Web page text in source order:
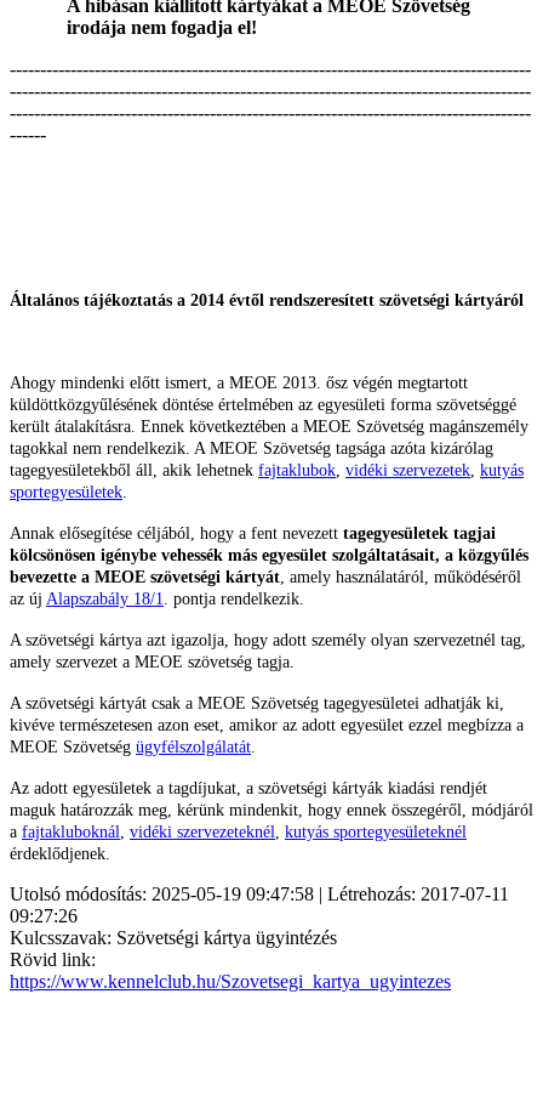
A hibásan kiállított kártyákat a MEOE Szövetség
irodája nem fogadja el!
--------------------------------------------------------------------------------------
--------------------------------------------------------------------------------------
--------------------------------------------------------------------------------------
------
Általános tájékoztatás a 2014 évtől rendszeresített szövetségi kártyáról
Ahogy mindenki előtt ismert, a MEOE 2013. ősz végén megtartott
küldöttközgyűlésének döntése értelmében az egyesületi forma szövetséggé
került átalakításra. Ennek következtében a MEOE Szövetség magánszemély
tagokkal nem rendelkezik. A MEOE Szövetség tagsága azóta kizárólag
tagegyesületekből áll, akik lehetnek fajtaklubok vidéki szervezetek kutyás
sportegyesületek
Annak elősegítése céljából, hogy a fent nevezett tagegyesületek tagjai
kölcsönösen igénybe vehessék más egyesület szolgáltatásait, a közgyűlés
bevezette a MEOE szövetségi kártyát , amely használatáról, működéséről
az új Alapszabály 18/1 . pontja rendelkezik.
A szövetségi kártya azt igazolja, hogy adott személy olyan szervezetnél tag,
amely szervezet a MEOE szövetség tagja.
A szövetségi kártyát csak a MEOE Szövetség tagegyesületei adhatják ki,
kivéve természetesen azon eset, amikor az adott egyesület ezzel megbízza a
MEOE Szövetség ügyfélszolgálatát
Az adott egyesületek a tagdíjukat, a szövetségi kártyák kiadási rendjét
maguk határozzák meg, kérünk mindenkit, hogy ennek összegéről, módjáról
a fajtakluboknál vidéki szervezeteknél
kutyás sportegyesületeknél
érdeklődjenek.
Utolsó módosítás: 2025-05-19 09:47:58 | Létrehozás: 2017-07-11
09:27:26
Kulcsszavak: Szövetségi kártya ügyintézés
Rövid link:
https://www.kennelclub.hu/Szovetsegi_kartya_ugyintezes